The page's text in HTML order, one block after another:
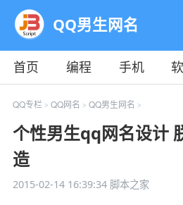
QQ男生网名
首页 编程 手机
教程
平面 服务器
QQ专栏> QQ网名 > QQ男生网名 >
个性男生qq网名设计
造
2015-02-14 16:39:34脚本之家